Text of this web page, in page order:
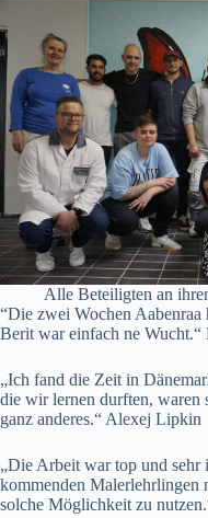
Alle Beteiligten an
“Die zwei Wochen Aabenraa
Berit war einfach ne Wucht.“
„Ich fand die Zeit in
die wir lernen durften, waren
ganz anderes.“ Alexej Lipkin
„Die Arbeit war top und sehr
kommenden Malerlehrlingen
solche Möglichkeit zu